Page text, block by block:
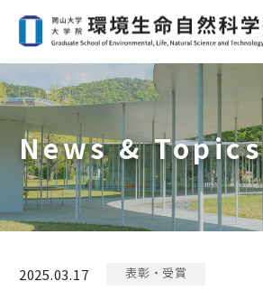
News & Topics
2025.03.17 表彰・受賞